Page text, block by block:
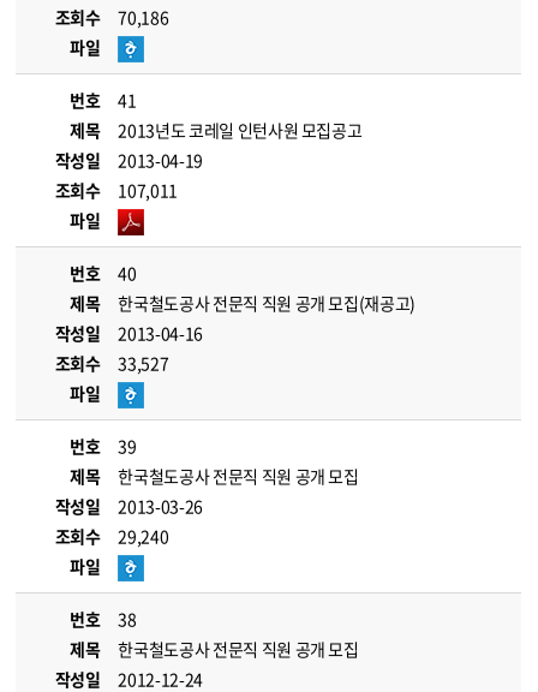
조회수
70,186
파일
번호
41
제목
2013년도 코레일 인턴사원 모집공고
작성일
2013-04-19
조회수
107,011
파일
번호
40
제목
한국철도공사 전문직 직원 공개 모집(재공고)
작성일
2013-04-16
조회수
33,527
파일
번호
39
제목
한국철도공사 전문직 직원 공개 모집
작성일
2013-03-26
조회수
29,240
파일
번호
38
제목
한국철도공사 전문직 직원 공개 모집
작성일
2012-12-24